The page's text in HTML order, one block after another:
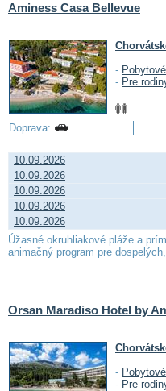
Aminess Casa Bellevue
-
- Pre
Doprava:
10.09.2026
10.09.2026
10.09.2026
10.09.2026
10.09.2026
Úžasné okruhliakové pláže a
animačný program pre
Orsan Maradiso Hotel by
-
- Pre